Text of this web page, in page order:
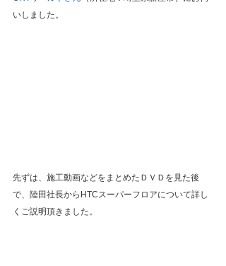
いしました。
先ずは、施工動画などをまとめたＤＶＤを見た後
で、陸田社長からHTCスーパーフロアについて詳し
くご説明頂きました。